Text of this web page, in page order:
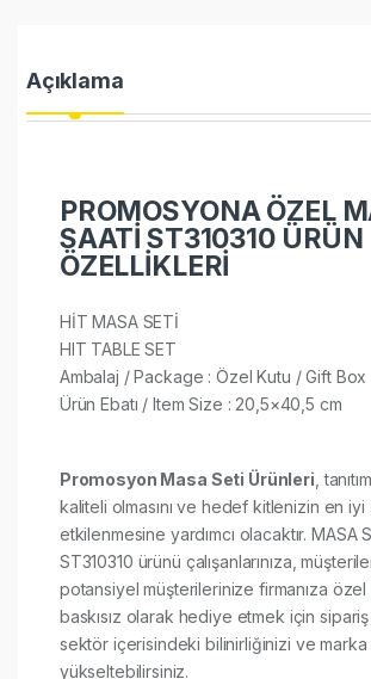
Açıklama
PROMOSYONA ÖZEL
SAATİ ST310310 ÜRÜN
ÖZELLİKLERİ
HİT MASA SETİ
HIT TABLE SET
Ambalaj / Package : Özel Kutu / Gift Box
Ürün Ebatı / Item Size : 20,5×40,5 cm​
Promosyon Masa Seti Ürünleri ,
kaliteli olmasını ve hedef kitlenizin en
etkilenmesine yardımcı olacaktır. MASA
ST310310 ürünü çalışanlarınıza,
potansiyel müşterilerinize firmanıza özel
baskısız olarak hediye etmek için
sektör içerisindeki bilinirliğinizi ve
yükseltebilirsiniz.